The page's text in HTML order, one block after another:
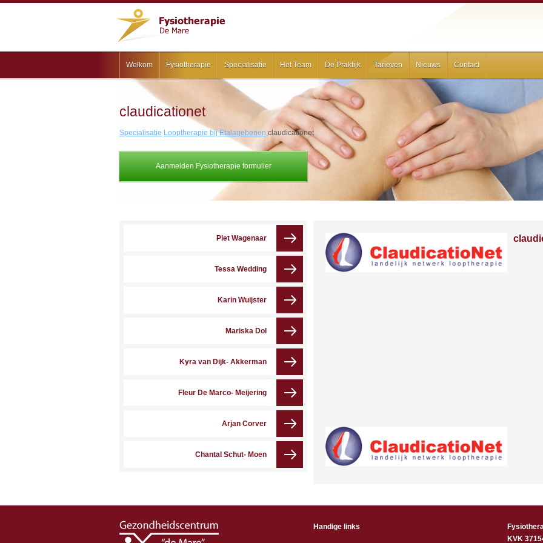
Welkom Fysiotherapie Specialisatie Het Team De Praktijk Tarieven Nieuws Contact
Aanmelden Fysiotherapie formulier
claudicationet
Specialisatie Looptherapie bij Etalagebenen claudicationet
Piet Wagenaar
Tessa Wedding
Karin Wuijster
Mariska Dol
Kyra van Dijk- Akkerman
Fleur De Marco- Meijering
Arjan Corver
Chantal Schut- Moen
Handige links
KVK